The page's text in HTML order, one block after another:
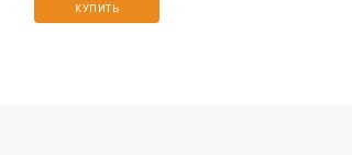
КУПИТЬ